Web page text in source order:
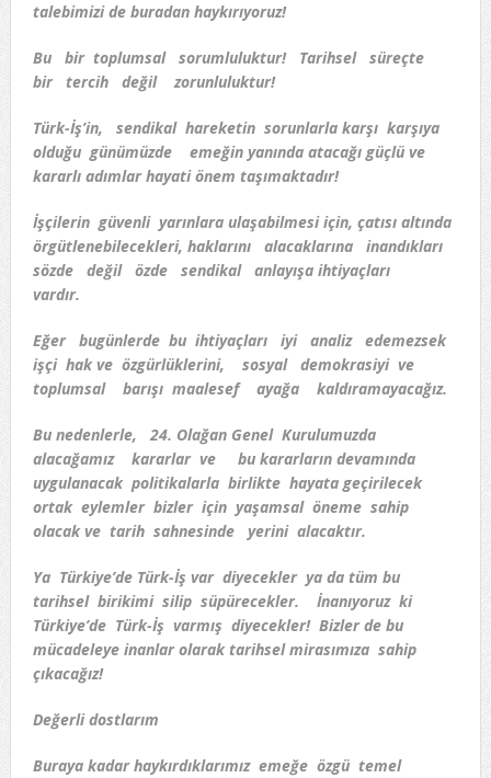
talebimizi de buradan haykırıyoruz!
Bu bir toplumsal sorumluluktur! Tarihsel süreçte
bir tercih değil zorunluluktur!
Türk-İş’in, sendikal hareketin sorunlarla karşı karşıya
olduğu günümüzde emeğin yanında atacağı güçlü ve
kararlı adımlar hayati önem taşımaktadır!
İşçilerin güvenli yarınlara ulaşabilmesi için, çatısı altında
örgütlenebilecekleri, haklarını alacaklarına inandıkları
sözde değil özde sendikal anlayışa ihtiyaçları
vardır.
Eğer bugünlerde bu ihtiyaçları iyi analiz edemezsek
işçi hak ve özgürlüklerini, sosyal demokrasiyi ve
toplumsal barışı maalesef ayağa kaldıramayacağız.
Bu nedenlerle, 24. Olağan Genel Kurulumuzda
alacağamız kararlar ve bu kararların devamında
uygulanacak politikalarla birlikte hayata geçirilecek
ortak eylemler bizler için yaşamsal öneme sahip
olacak ve tarih sahnesinde yerini alacaktır.
Ya Türkiye’de Türk-İş var diyecekler ya da tüm bu
tarihsel birikimi silip süpürecekler. İnanıyoruz ki
Türkiye’de Türk-İş varmış diyecekler! Bizler de bu
mücadeleye inanlar olarak tarihsel mirasımıza sahip
çıkacağız!
Değerli dostlarım
Buraya kadar haykırdıklarımız emeğe özgü temel